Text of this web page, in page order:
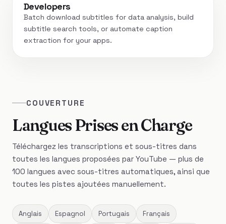
Developers
Batch download subtitles for data analysis, build
subtitle search tools, or automate caption
extraction for your apps.
COUVERTURE
Langues Prises en Charge
Téléchargez les transcriptions et sous-titres dans
toutes les langues proposées par YouTube — plus de
100 langues avec sous-titres automatiques, ainsi que
toutes les pistes ajoutées manuellement.
Anglais Espagnol Portugais Français